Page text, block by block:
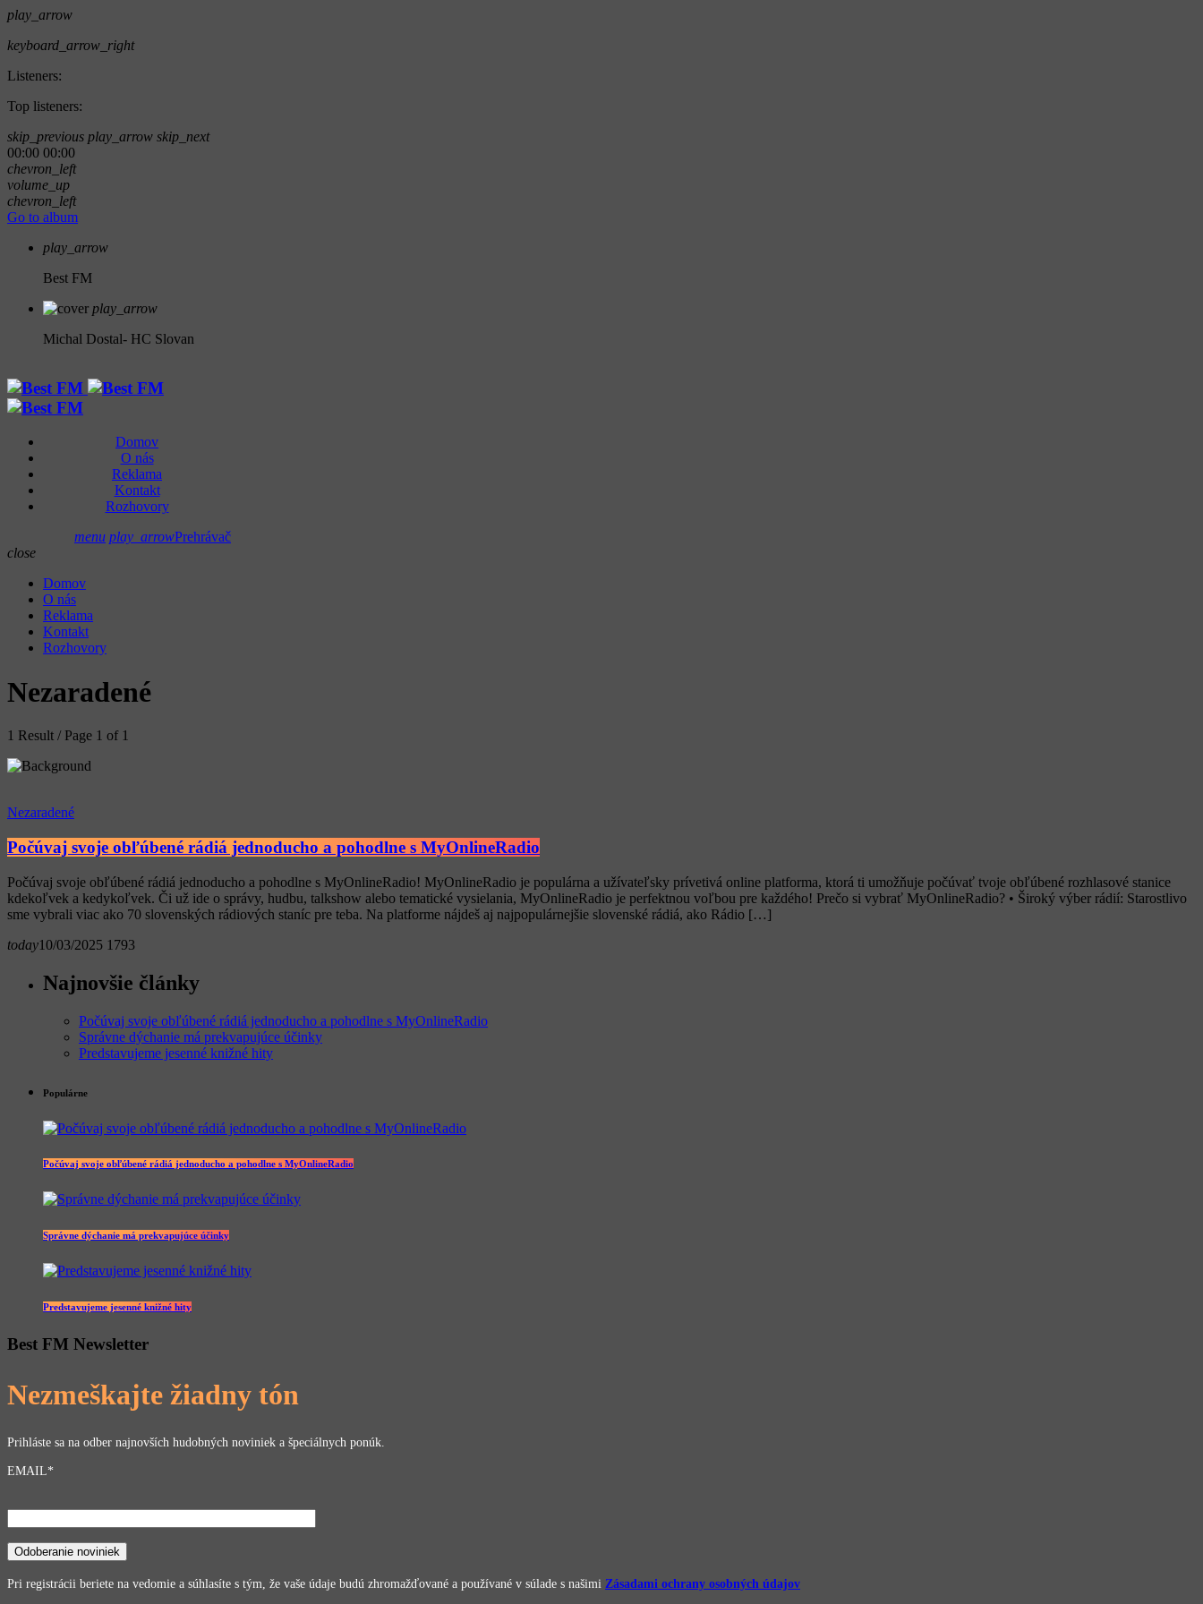
play_arrow
keyboard_arrow_right
Listeners:
Top listeners:
skip_previous play_arrow skip_next
00:00 00:00
chevron_left
volume_up
chevron_left
Go to album
play_arrow
Best FM
play_arrow
Michal Dostal- HC Slovan
Domov
O nás
Reklama
Kontakt
Rozhovory
menu play_arrowPrehrávač
close
Domov
O nás
Reklama
Kontakt
Rozhovory
Nezaradené
1 Result / Page 1 of 1
Nezaradené
Počúvaj svoje obľúbené rádiá jednoducho a pohodlne s MyOnlineRadio
Počúvaj svoje obľúbené rádiá jednoducho a pohodlne s MyOnlineRadio! MyOnlineRadio je populárna a užívateľsky prívetivá online platforma, ktorá ti umožňuje počúvať tvoje obľúbené rozhlasové stanice
kdekoľvek a kedykoľvek. Či už ide o správy, hudbu, talkshow alebo tematické vysielania, MyOnlineRadio je perfektnou voľbou pre každého! Prečo si vybrať MyOnlineRadio? • Široký výber rádií: Starostlivo
sme vybrali viac ako 70 slovenských rádiových staníc pre teba. Na platforme nájdeš aj najpopulárnejšie slovenské rádiá, ako Rádio […]
today10/03/2025 1793
Najnovšie články
Počúvaj svoje obľúbené rádiá jednoducho a pohodlne s MyOnlineRadio
Správne dýchanie má prekvapujúce účinky
Predstavujeme jesenné knižné hity
Populárne
Počúvaj svoje obľúbené rádiá jednoducho a pohodlne s MyOnlineRadio
Správne dýchanie má prekvapujúce účinky
Predstavujeme jesenné knižné hity
Best FM Newsletter
Nezmeškajte žiadny tón
Prihláste sa na odber najnovších hudobných noviniek a špeciálnych ponúk.
EMAIL*
Pri registrácii beriete na vedomie a súhlasíte s tým, že vaše údaje budú zhromažďované a používané v súlade s našimi Zásadami ochrany osobných údajov